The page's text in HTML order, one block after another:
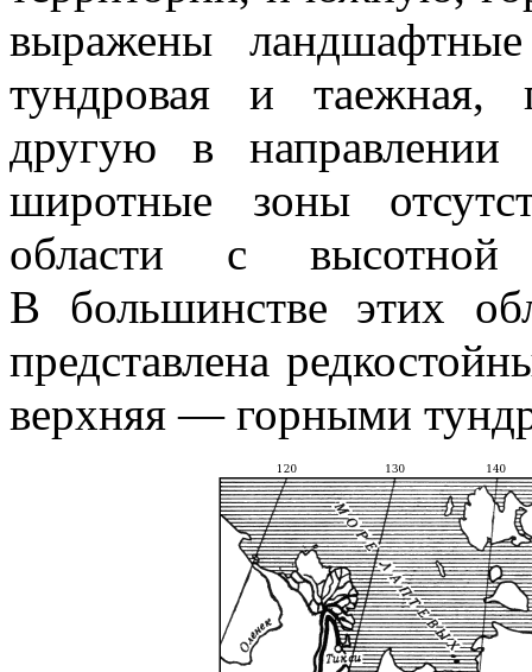
выражены
тундровая и таежная,
другую в
широтные зоны
области с высотной
В большинстве этих
представлена
верхняя — горными